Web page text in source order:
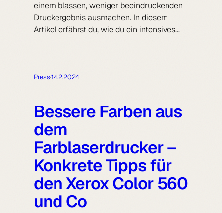
einem blassen, weniger beeindruckenden
Druckergebnis ausmachen. In diesem
Artikel erfährst du, wie du ein intensives…
Press·14.2.2024
Bessere Farben aus
dem
Farblaserdrucker –
Konkrete Tipps für
den Xerox Color 560
und Co